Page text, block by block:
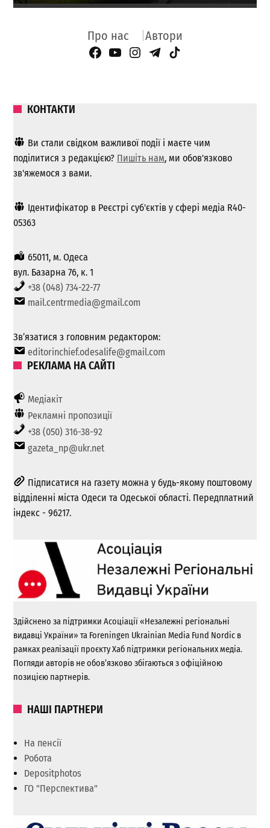
Про нас Автори
Facebook Page
YouTube
Instagram
Telegram
TikTok
КОНТАКТИ
Ви стали свідком важливої ​​події і маєте чим
поділитися з редакцією? Пишіть нам, ми обов'язково
зв'яжемося з вами.
Ідентифікатор в Реєстрі суб'єктів у сфері медіа R40-
05363
65011, м. Одеса
вул. Базарна 76, к. 1
+38 (048) 734-22-77
mail.centrmedia@gmail.com
Зв’язатися з головним редактором:
editorinchief.odesalife@gmail.com
РЕКЛАМА НА САЙТІ
Медіакіт
Рекламні пропозиції
+38 (050) 316-38-92
gazeta_np@ukr.net
Підписатися на газету можна у будь-якому поштовому
відділенні міста Одеси та Одеської області. Передплатний
індекс - 96217.
Здійснено за підтримки Асоціації «Незалежні регіональні
видавці України» та Foreningen Ukrainian Media Fund Nordic в
рамках реалізації проєкту Хаб підтримки регіональних медіа.
Погляди авторів не обов’язково збігаються з офіційною
позицією партнерів.
НАШІ ПАРТНЕРИ
На пенсії
Робота
Depositphotos
ГО "Перспектива"